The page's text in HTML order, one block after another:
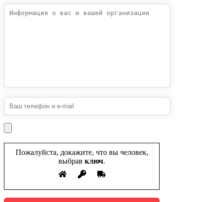
Пожалуйста, докажите, что вы человек,
выбрав ключ.